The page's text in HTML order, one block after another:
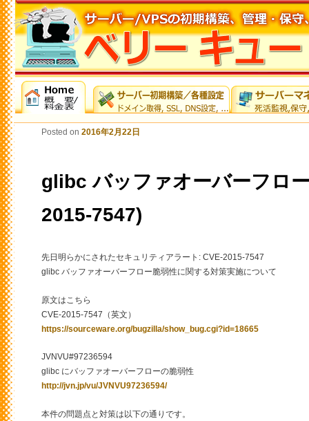
glibc バッファオーバーフロ
2015-7547)
Posted on 2016年2月22日
先日明らかにされたセキュリティアラート: CVE-2015-7547
glibc バッファオーバーフロー脆弱性に関する対策実施について
原文はこちら
CVE-2015-7547（英文）
https://sourceware.org/bugzilla/show_bug.cgi?id=18665
JVNVU#97236594
glibc にバッファオーバーフローの脆弱性
http://jvn.jp/vu/JVNVU97236594/
本件の問題点と対策は以下の通りです。